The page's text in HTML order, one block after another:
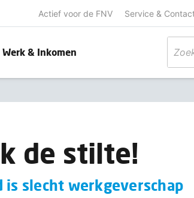
Actief voor de FNV Service &
Werk & Inkomen
de stilte!
is slecht werkgeverschap